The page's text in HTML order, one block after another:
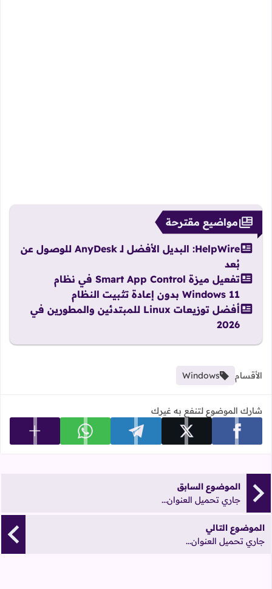
مواضيع مقترحة
HelpWire: البديل الأفضل لـ AnyDesk للوصول عن
بُعد
تفعيل ميزة Smart App Control في نظام
Windows 11 بدون إعادة تثبيت النظام
أفضل توزيعات Linux للمبتدئين والمطورين في
2026
الأقسام Windows
شارك الموضوع لتنفع به غيرك
شارك على facebook شارك على x شارك على telegram شارك على whatsapp عرض
الموضوع السابق
جاري تحميل العنوان...
الموضوع التالي
جاري تحميل العنوان...